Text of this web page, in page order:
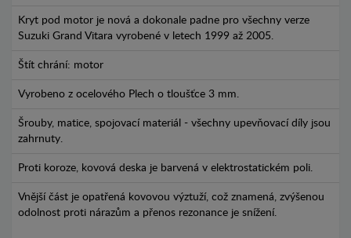
Kryt pod motor je nová a dokonale padne pro všechny verze
Suzuki Grand Vitara vyrobené v letech 1999 až 2005.
Štít chrání: motor
Vyrobeno z ocelového Plech o tloušťce 3 mm.
Šrouby, matice, spojovací materiál - všechny upevňovací díly jsou
zahrnuty.
Proti koroze, kovová deska je barvená v elektrostatickém poli.
Vnější část je opatřená kovovou výztuží, což znamená, zvýšenou
odolnost proti nárazům a přenos rezonance je snížení.